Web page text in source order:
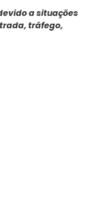
a situações
tráfego,